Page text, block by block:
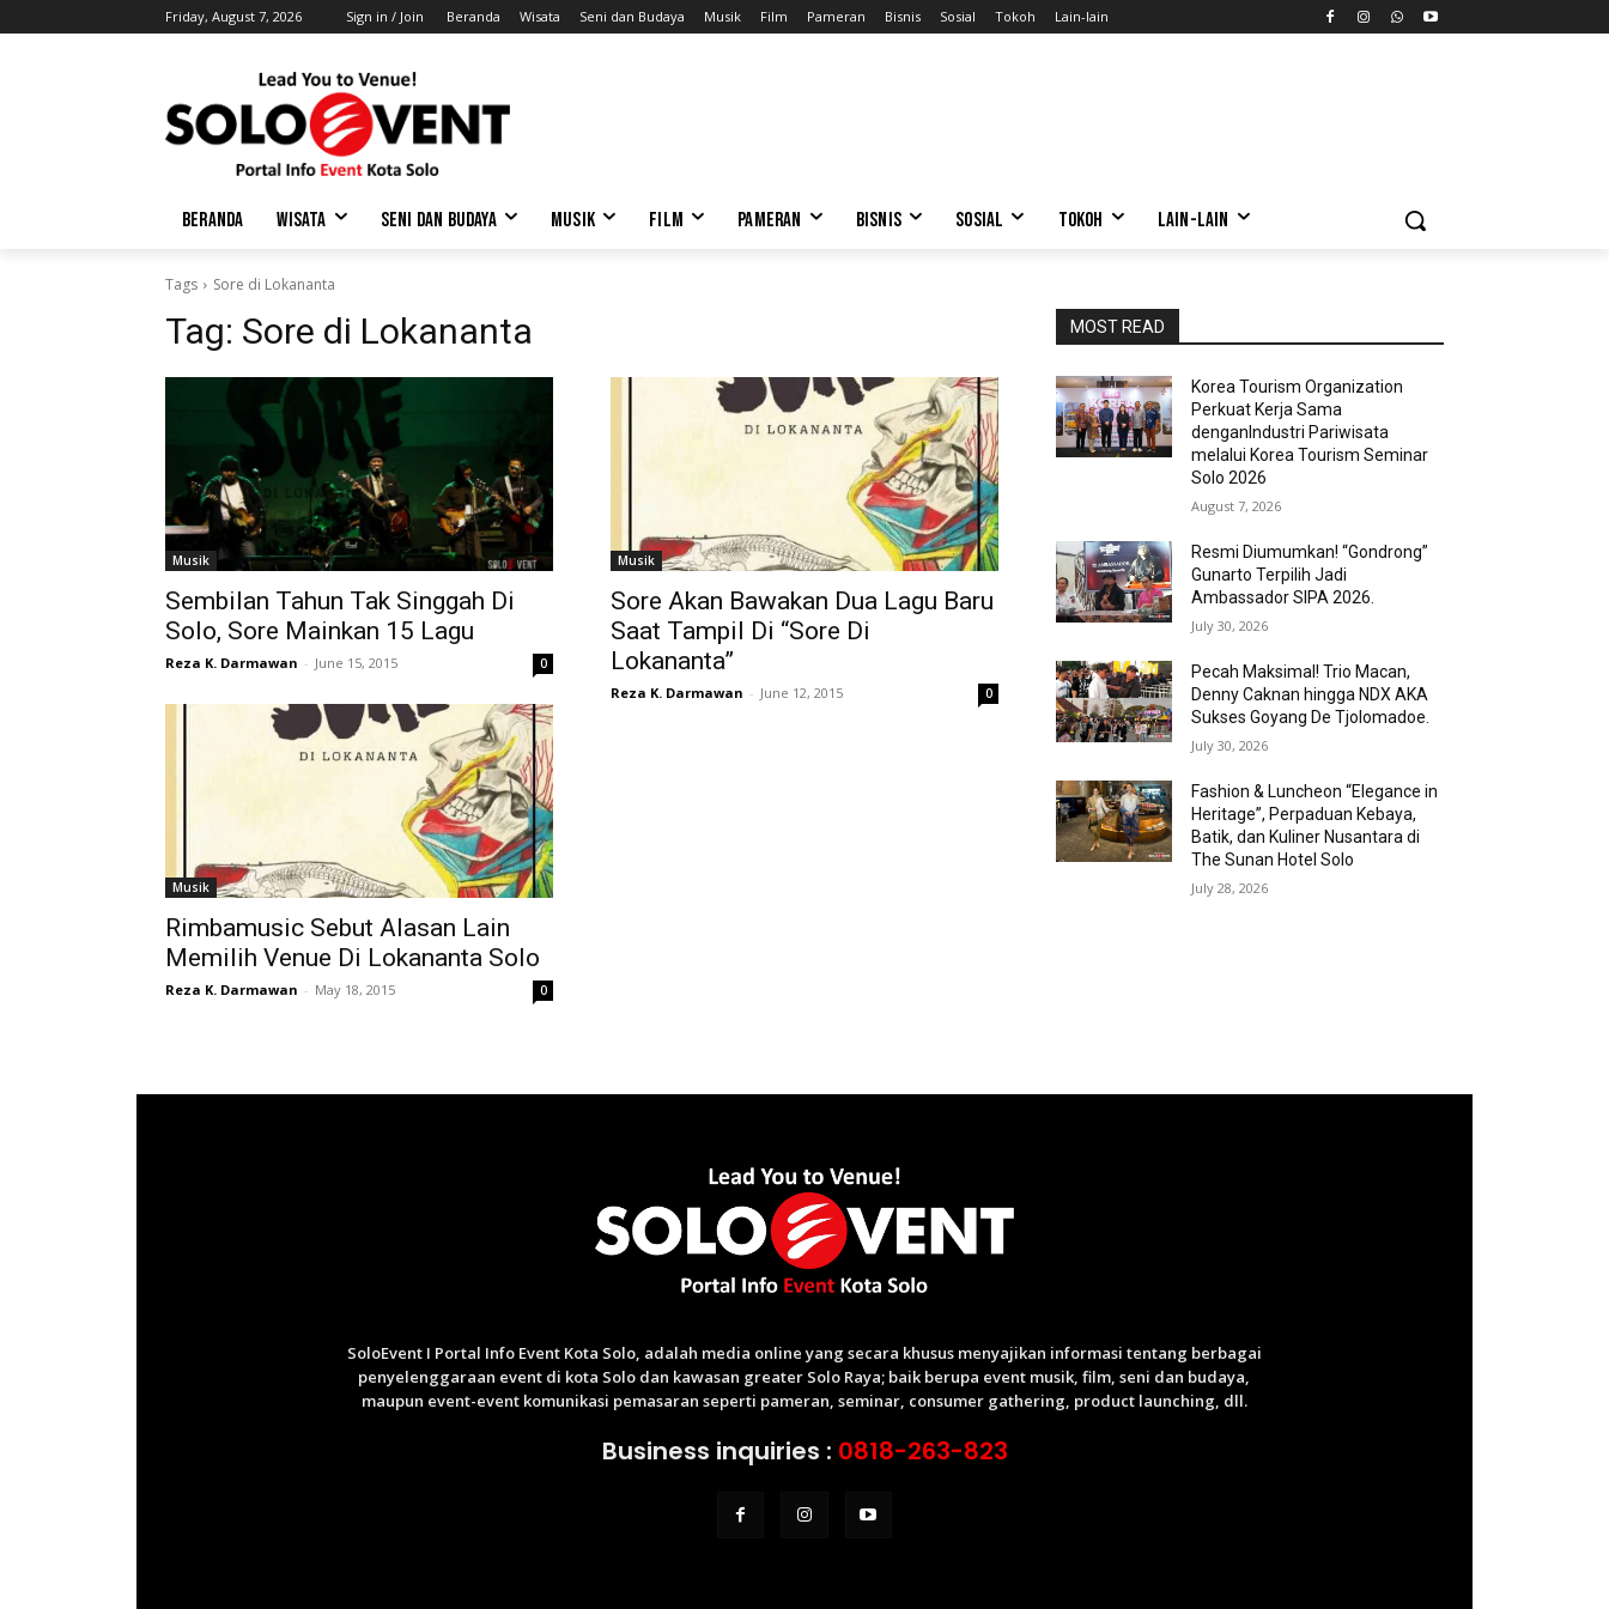
Friday, August 7, 2026 Sign in / Join Beranda Wisata Seni dan Budaya Musik Film Pameran Bisnis Sosial Tokoh Lain-lain
BERANDA WISATA SENI DAN BUDAYA MUSIK FILM PAMERAN BISNIS SOSIAL TOKOH LAIN-LAIN
Tags Sore di Lokananta
Tag: Sore di Lokananta
Musik
Sembilan Tahun Tak Singgah Di
Solo, Sore Mainkan 15 Lagu
Reza K. Darmawan - June 15, 2015 0
Musik
Sore Akan Bawakan Dua Lagu Baru
Saat Tampil Di “Sore Di
Lokananta”
Reza K. Darmawan - June 12, 2015 0
Musik
Rimbamusic Sebut Alasan Lain
Memilih Venue Di Lokananta Solo
Reza K. Darmawan - May 18, 2015 0
MOST READ
Korea Tourism Organization
Perkuat Kerja Sama
denganIndustri Pariwisata
melalui Korea Tourism Seminar
Solo 2026
August 7, 2026
Resmi Diumumkan! “Gondrong”
Gunarto Terpilih Jadi
Ambassador SIPA 2026.
July 30, 2026
Pecah Maksimal! Trio Macan,
Denny Caknan hingga NDX AKA
Sukses Goyang De Tjolomadoe.
July 30, 2026
Fashion & Luncheon “Elegance in
Heritage”, Perpaduan Kebaya,
Batik, dan Kuliner Nusantara di
The Sunan Hotel Solo
July 28, 2026
SoloEvent I Portal Info Event Kota Solo, adalah media online yang secara khusus menyajikan informasi tentang berbagai
penyelenggaraan event di kota Solo dan kawasan greater Solo Raya; baik berupa event musik, film, seni dan budaya,
maupun event-event komunikasi pemasaran seperti pameran, seminar, consumer gathering, product launching, dll.
Business inquiries : 0818-263-823